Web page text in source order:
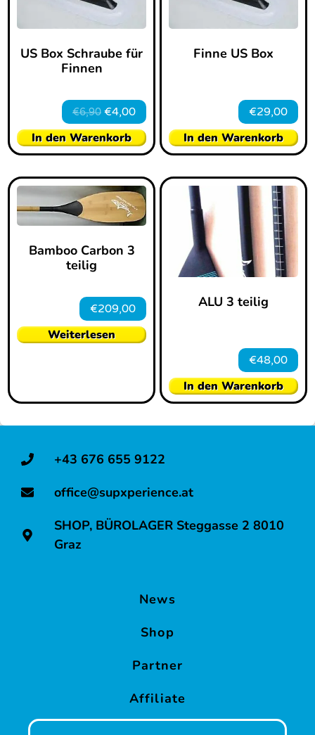
US Box Schraube für
Finnen
€6,90 €4,00
In den Warenkorb
Finne US Box
€29,00
In den Warenkorb
Bamboo Carbon 3
teilig
€209,00
Weiterlesen
ALU 3 teilig
€48,00
In den Warenkorb
+43 676 655 9122
office@supxperience.at
SHOP, BÜROLAGER Steggasse 2 8010
Graz
News
Shop
Partner
Affiliate